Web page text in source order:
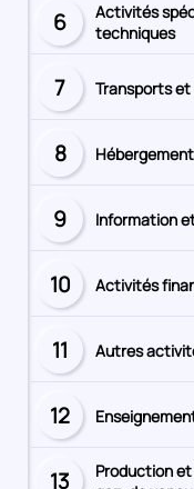
Secteur
numéro
6
Activités
techniques
Secteur
numéro
7 Transports
Secteur
numéro
8
Secteur
numéro
9 Information
Secteur
numéro
10 Activités
Secteur
numéro
11 Autres
Secteur
numéro
12
13
Production